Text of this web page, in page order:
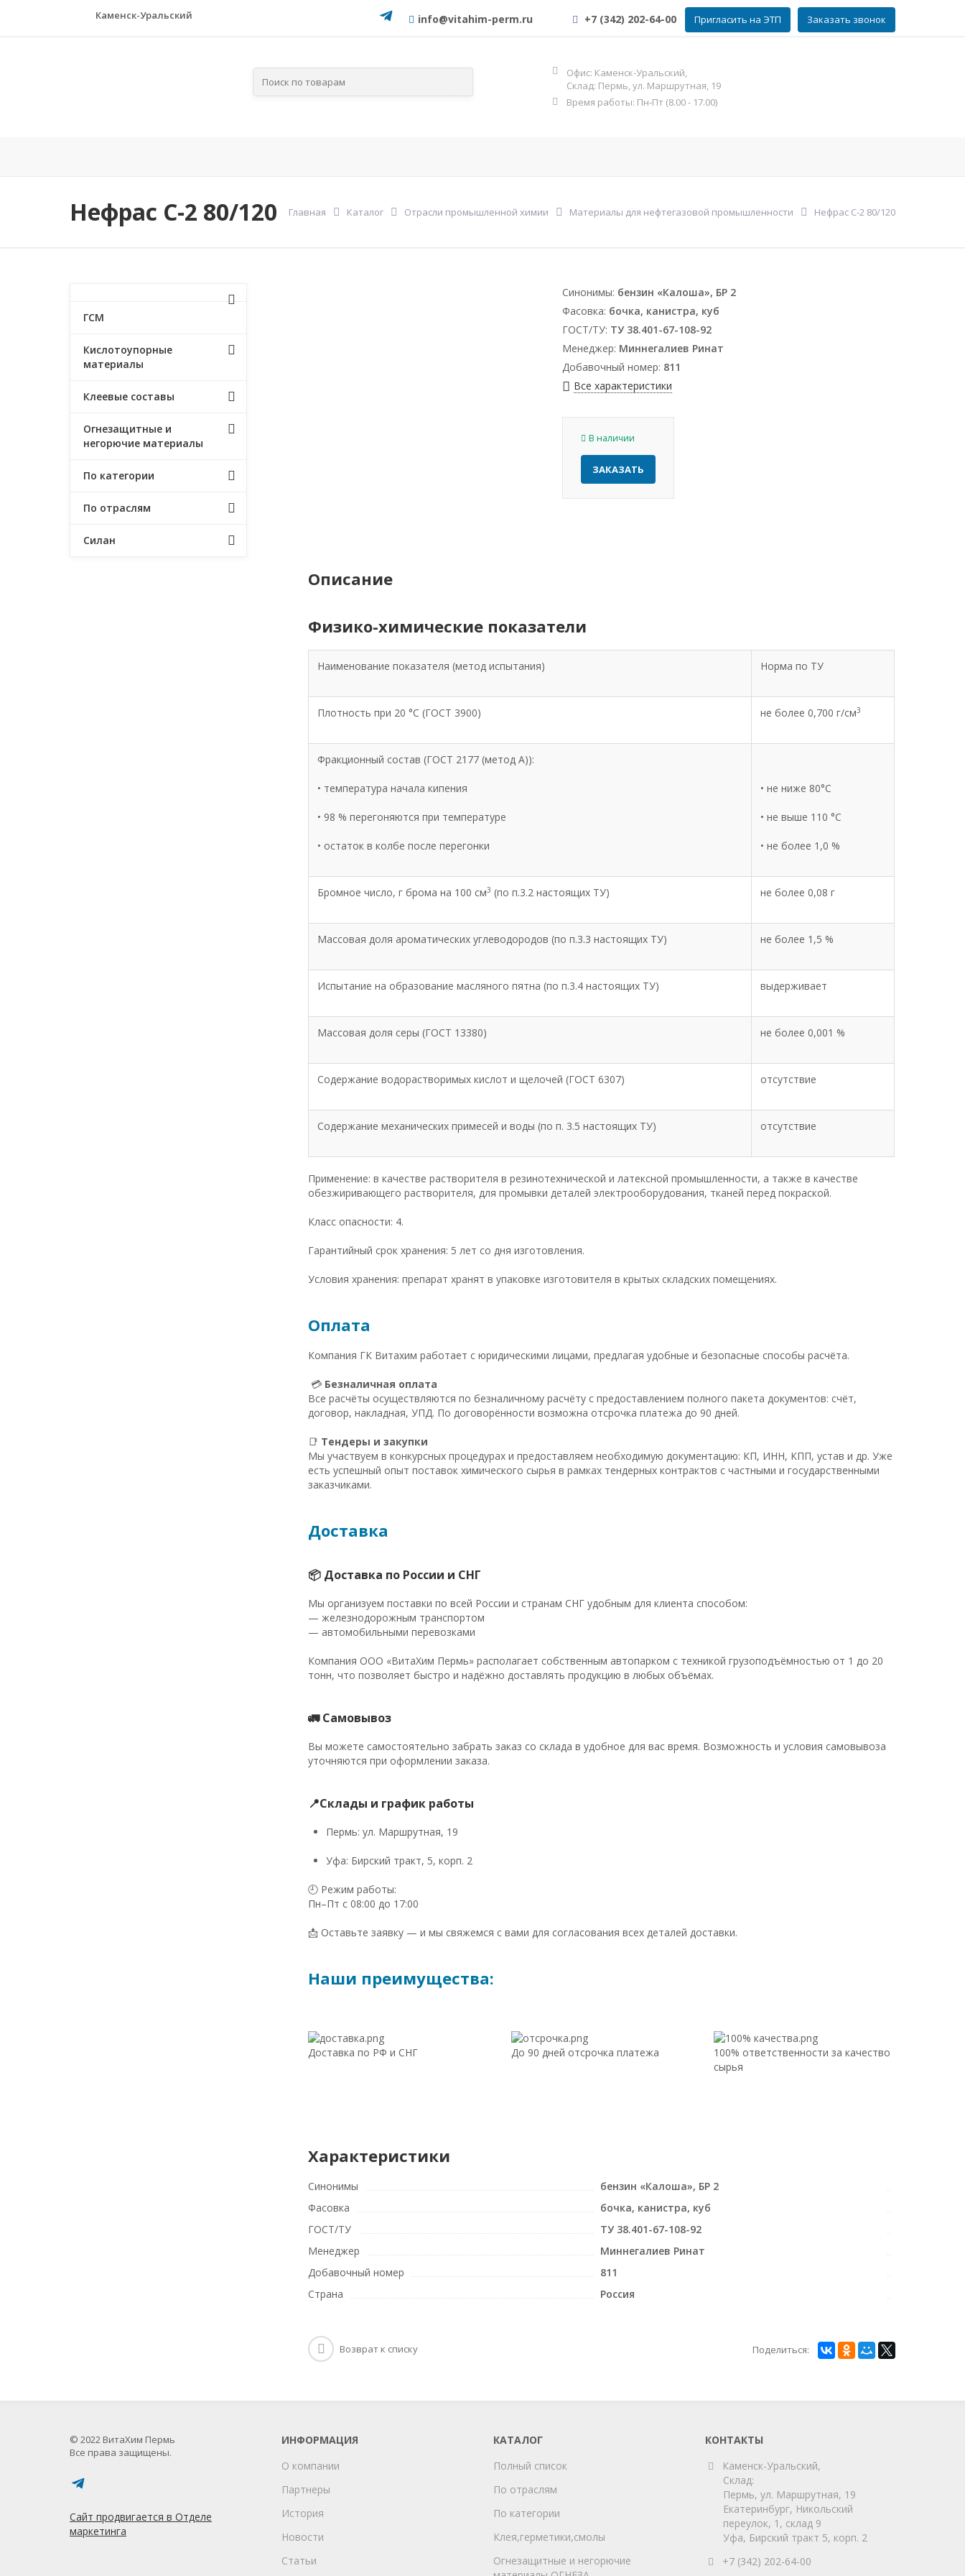
Каменск-Уральский info@vitahim-perm.ru +7 (342) 202-64-00 Заказать звонок
Пригласить на ЭТП
Офис: Каменск-Уральский,
Склад: Пермь, ул. Маршрутная, 19
Время работы: Пн-Пт (8.00 - 17.00)
Нефрас С-2 80/120 Главная Каталог Отрасли промышленной химии Материалы для нефтегазовой промышленности Нефрас С-2 80/120
Синонимы: бензин «Калоша», БР 2
Фасовка: бочка, канистра, куб
ГОСТ/ТУ: ТУ 38.401-67-108-92
Менеджер: Миннегалиев Ринат
Добавочный номер: 811
Все характеристики
В наличии
ЗАКАЗАТЬ
Описание
Физико-химические показатели
Наименование показателя (метод испытания) Норма по ТУ
Плотность при 20 °С (ГОСТ 3900) не более 0,700 г/см3
Фракционный состав (ГОСТ 2177 (метод А)):
• температура начала кипения
• 98 % перегоняются при температуре
• остаток в колбе после перегонки
• не ниже 80°С
• не выше 110 °С
• не более 1,0 %
Бромное число, г брома на 100 см3 (по п.3.2 настоящих ТУ) не более 0,08 г
Массовая доля ароматических углеводородов (по п.3.3 настоящих ТУ) не более 1,5 %
Испытание на образование масляного пятна (по п.3.4 настоящих ТУ) выдерживает
Массовая доля серы (ГОСТ 13380) не более 0,001 %
Содержание водорастворимых кислот и щелочей (ГОСТ 6307) отсутствие
Содержание механических примесей и воды (по п. 3.5 настоящих ТУ) отсутствие
Применение: в качестве растворителя в резинотехнической и латексной промышленности, а также в качестве
обезжиривающего растворителя, для промывки деталей электрооборудования, тканей перед покраской.
Класс опасности: 4.
Гарантийный срок хранения: 5 лет со дня изготовления.
Условия хранения: препарат хранят в упаковке изготовителя в крытых складских помещениях.
Оплата
Компания ГК Витахим работает с юридическими лицами, предлагая удобные и безопасные способы расчёта.
💳 Безналичная оплата
Все расчёты осуществляются по безналичному расчёту с предоставлением полного пакета документов: счёт,
договор, накладная, УПД. По договорённости возможна отсрочка платежа до 90 дней.
📑 Тендеры и закупки
Мы участвуем в конкурсных процедурах и предоставляем необходимую документацию: КП, ИНН, КПП, устав и др. Уже
есть успешный опыт поставок химического сырья в рамках тендерных контрактов с частными и государственными
заказчиками.
Доставка
📦 Доставка по России и СНГ
Мы организуем поставки по всей России и странам СНГ удобным для клиента способом:
— железнодорожным транспортом
— автомобильными перевозками
Компания ООО «ВитаХим Пермь» располагает собственным автопарком с техникой грузоподъёмностью от 1 до 20
тонн, что позволяет быстро и надёжно доставлять продукцию в любых объёмах.
🚛 Самовывоз
Вы можете самостоятельно забрать заказ со склада в удобное для вас время. Возможность и условия самовывоза
уточняются при оформлении заказа.
📍Склады и график работы
Пермь: ул. Маршрутная, 19
Уфа: Бирский тракт, 5, корп. 2
🕘 Режим работы:
Пн–Пт с 08:00 до 17:00
📩 Оставьте заявку — и мы свяжемся с вами для согласования всех деталей доставки.
Наши преимущества:
Доставка по РФ и СНГ До 90 дней отсрочка платежа
100% ответственности за качество
сырья
Характеристики
Синонимы
бензин «Калоша», БР 2
Фасовка
бочка, канистра, куб
ГОСТ/ТУ
ТУ 38.401-67-108-92
Менеджер
Миннегалиев Ринат
Добавочный номер
811
Страна
Россия
Возврат к списку Поделиться:
ГСМ
Кислотоупорные
материалы
Клеевые составы
Огнезащитные и
негорючие материалы
По категории
По отраслям
Силан
ИНФОРМАЦИЯ
О компании
Партнеры
История
Новости
Статьи
КАТАЛОГ
Полный список
По отраслям
По категории
Клея,герметики,смолы
Огнезащитные и негорючие
КОНТАКТЫ
Каменск-Уральский,
Склад:
Пермь, ул. Маршрутная, 19
Екатеринбург, Никольский
переулок, 1, склад 9
Уфа, Бирский тракт 5, корп. 2
+7 (342) 202-64-00
© 2022 ВитаХим Пермь
Все права защищены.
Сайт продвигается в Отделе
маркетинга